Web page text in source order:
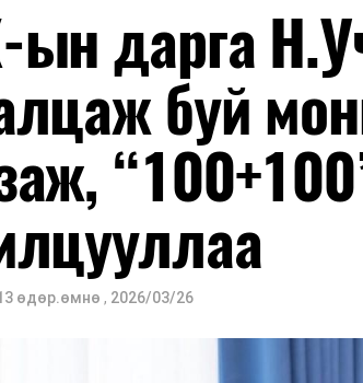
ын дарга
буй
өдөр.өмнө , 2026/03/26